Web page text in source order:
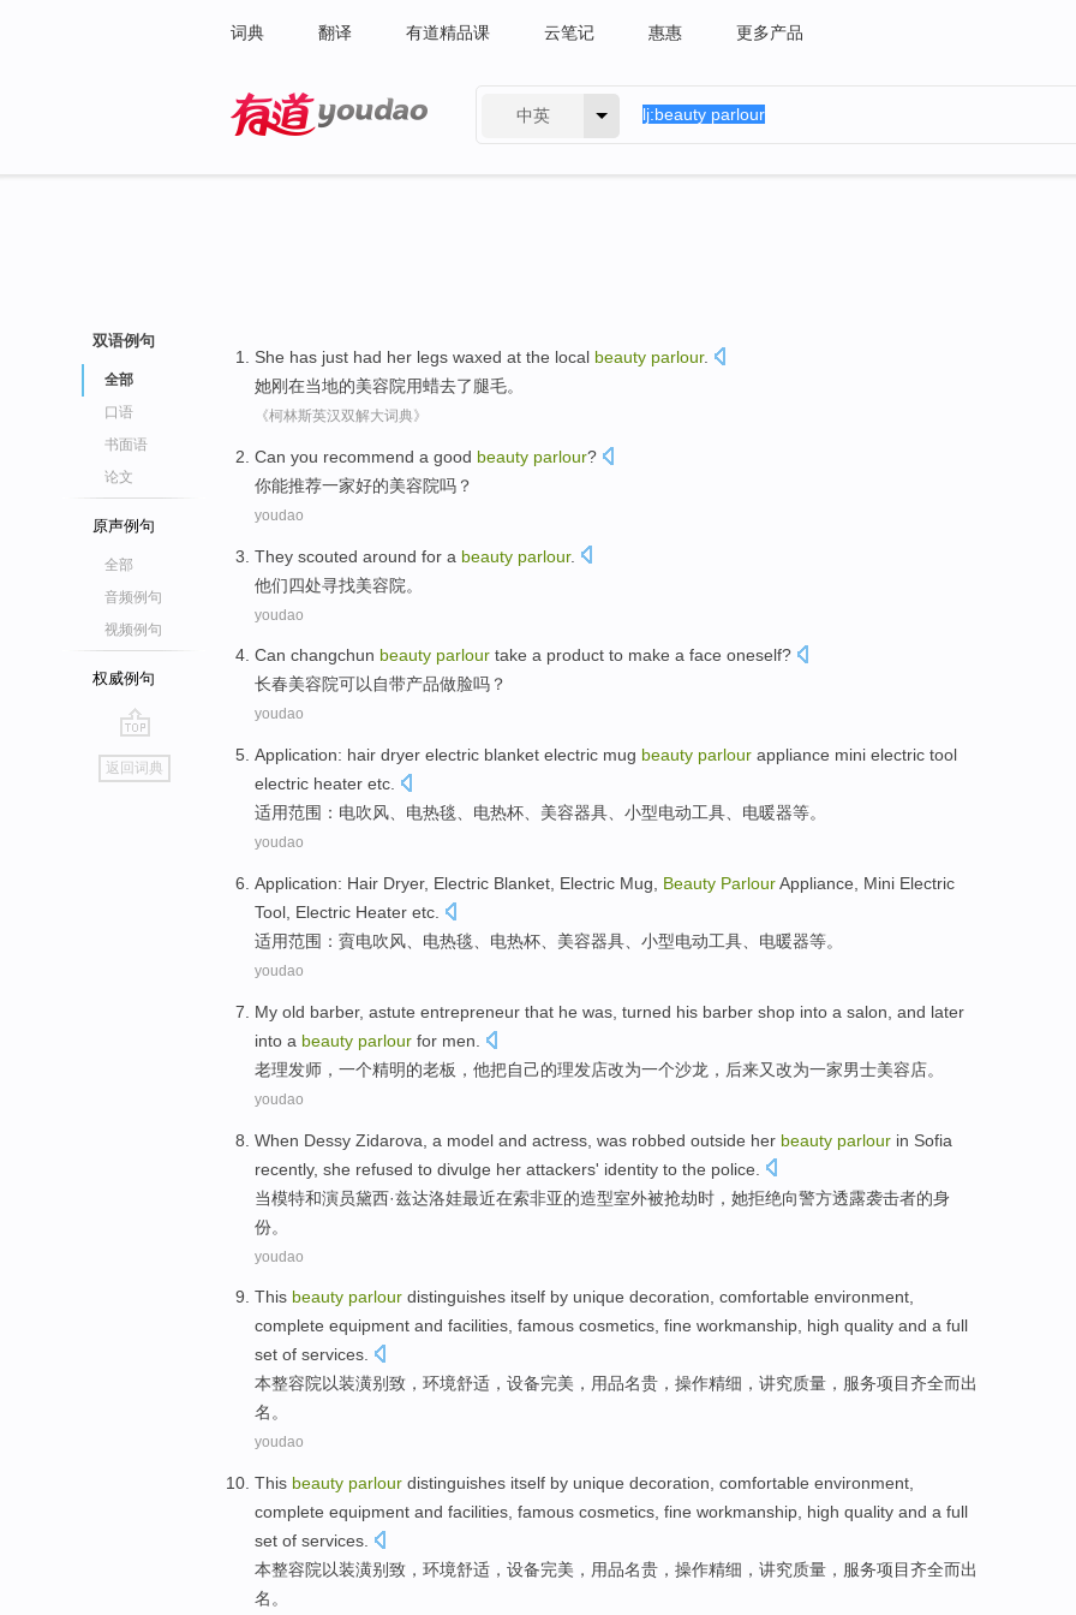
词典 翻译 有道精品课 云笔记 惠惠 更多产品
中英
双语例句
全部
口语
书面语
论文
原声例句
全部
音频例句
视频例句
权威例句
go
top
返回词典
She has just had her legs waxed at the local beauty parlour.
她刚在当地的美容院用蜡去了腿毛。
《柯林斯英汉双解大词典》
Can you recommend a good beauty parlour?
你能推荐一家好的美容院吗？
youdao
They scouted around for a beauty parlour.
他们四处寻找美容院。
youdao
Can changchun beauty parlour take a product to make a face oneself?
长春美容院可以自带产品做脸吗？
youdao
Application: hair dryer electric blanket electric mug beauty parlour appliance mini electric tool
electric heater etc
适用范围 ： 电吹风 电热毯 、电热杯、 美容器具 小型电动工具 电暖器等。
youdao
Application: Hair Dryer, Electric Blanket , Electric Mug Beauty ParlourAppliance Mini Electric
Tool Electric Heater etc
适用范围 ： 賨电吹风、 电热毯 电热杯 美容器具 小型电动工具 电暖器等。
youdao
My old barber, astute entrepreneur that he was, turned his barber shop into a salon and later
into a beauty parlour for men
老理发师 ， 一个精明的老板， 他把自己的理发店改为一个沙龙 ， 后来又改为一家男士美容店。
youdao
When Dessy Zidarova, a model and actress was robbed outside her beauty parlour in Sofia
recently, she refused to divulge her attackers' identity to the police
当模特和演员黛西·兹达洛娃最近在索非亚的造型室外被抢劫时， 她拒绝向警方透露袭击者的身
份。
youdao
This beauty parlour distinguishes itself by unique decoration, comfortable environment,
complete equipment and facilities, famous cosmetics, fine workmanship, high quality and a full
set of services.
本整容院以装潢别致 ， 环境舒适 ， 设备完美， 用品名贵 ，操作精细 ，讲究质量 ， 服务项目齐全而出
名。
youdao
This beauty parlour distinguishes itself by unique decoration comfortable environment
complete equipment and facilities, famous cosmetics fine workmanship , high quality and a full
set of services
本整容院以装潢别致 ， 环境舒适 ， 设备完美， 用品名贵 ，操作精细 ，讲究质量 ， 服务项目齐全而出
名 。